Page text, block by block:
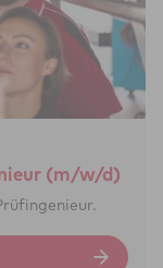
(m/w/d)